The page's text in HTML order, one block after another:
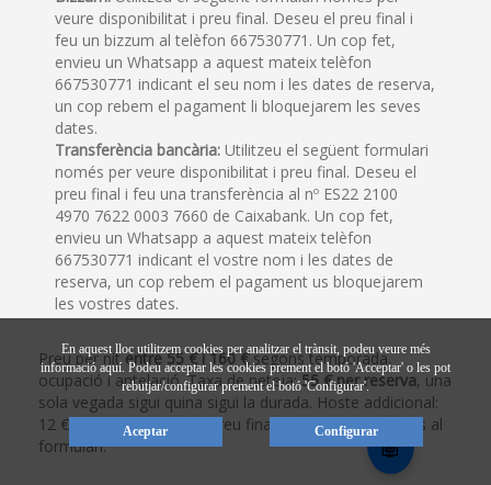
veure disponibilitat i preu final. Deseu el preu final i
feu un bizzum al telèfon 667530771. Un cop fet,
envieu un Whatsapp a aquest mateix telèfon
667530771 indicant el seu nom i les dates de reserva,
un cop rebem el pagament li bloquejarem les seves
dates.
Transferència bancària: Utilitzeu el següent formulari
només per veure disponibilitat i preu final. Deseu el
preu final i feu una transferència al nº ES22 2100
4970 7622 0003 7660 de Caixabank. Un cop fet,
envieu un Whatsapp a aquest mateix telèfon
667530771 indicant el vostre nom i les dates de
reserva, un cop rebem el pagament us bloquejarem
les vostres dates.
Preu per nitentre 55 € i 160 €segons temporada,
ocupació i antelació. Taxa de neteja:55 € per reserva, una
sola vegada sigui quina sigui la durada. Hoste addicional:
12 € per nit. Consulta el preu final per a les teves dates al
formulari.
🤖
En aquest lloc utilitzem cookies per analitzar el trànsit, podeu veure més
informació aquí. Podeu acceptar les cookies prement el botó 'Acceptar' o les pot
rebutjar/configurar prement el botó 'Configurar'.
Aceptar Configurar